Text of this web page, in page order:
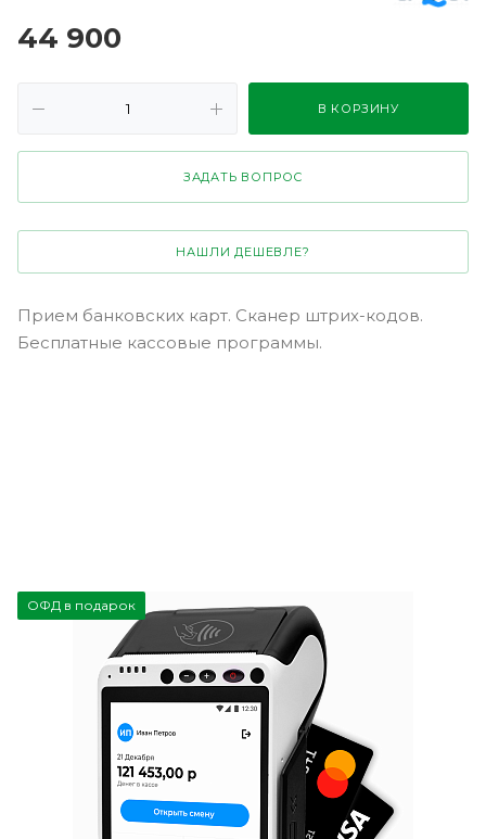
44 900
В КОРЗИНУ
ЗАДАТЬ ВОПРОС
НАШЛИ ДЕШЕВЛЕ?
Прием банковских карт. Сканер штрих-кодов.
Бесплатные кассовые программы.
ОФД в подарок